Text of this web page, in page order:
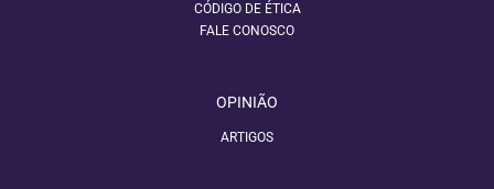
CÓDIGO DE ÉTICA
FALE CONOSCO
OPINIÃO
ARTIGOS